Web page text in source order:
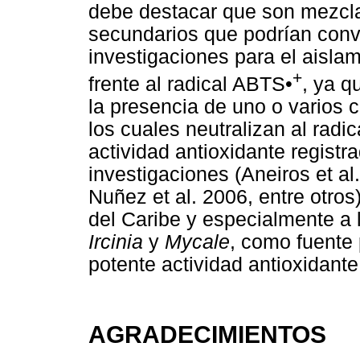
debe destacar que son
secundarios que podrían
investigaciones para el
frente al radical ABTS•+, ya
la presencia de uno o varios
los cuales neutralizan al
actividad antioxidante
investigaciones (Aneiros et
Nuñez et al. 2006, entre
del Caribe y especialmente
Ircinia y Mycale, como
potente actividad
AGRADECIMIENTOS